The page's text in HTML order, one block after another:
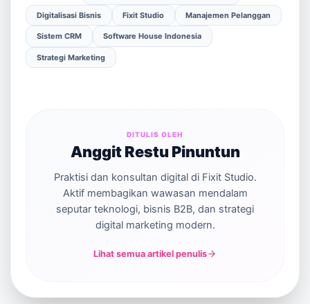
Digitalisasi Bisnis Fixit Studio Manajemen Pelanggan
Sistem CRM Software House Indonesia
Strategi Marketing
DITULIS OLEH
Anggit Restu Pinuntun
Praktisi dan konsultan digital di Fixit Studio.
Aktif membagikan wawasan mendalam
seputar teknologi, bisnis B2B, dan strategi
digital marketing modern.
Lihat semua artikel penulis